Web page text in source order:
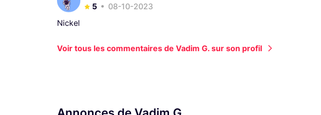
5
08-10-2023
Nickel
Voir tous les commentaires de Vadim G. sur son profil